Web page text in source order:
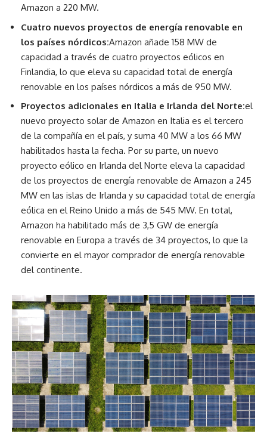
Amazon a 220 MW.
Cuatro nuevos proyectos de energía renovable en
los países nórdicos:Amazon añade 158 MW de
capacidad a través de cuatro proyectos eólicos en
Finlandia, lo que eleva su capacidad total de energía
renovable en los países nórdicos a más de 950 MW.
Proyectos adicionales en Italia e Irlanda del Norte:el
nuevo proyecto solar de Amazon en Italia es el tercero
de la compañía en el país, y suma 40 MW a los 66 MW
habilitados hasta la fecha. Por su parte, un nuevo
proyecto eólico en Irlanda del Norte eleva la capacidad
de los proyectos de energía renovable de Amazon a 245
MW en las islas de Irlanda y su capacidad total de energía
eólica en el Reino Unido a más de 545 MW. En total,
Amazon ha habilitado más de 3,5 GW de energía
renovable en Europa a través de 34 proyectos, lo que la
convierte en el mayor comprador de energía renovable
del continente.